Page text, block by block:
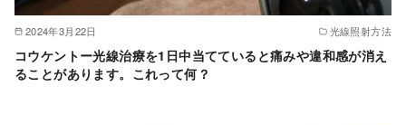
2024年3月22日 光線照射方法
コウケントー光線治療を1日中当てていると痛みや違和感が消え
ることがあります。これって何？